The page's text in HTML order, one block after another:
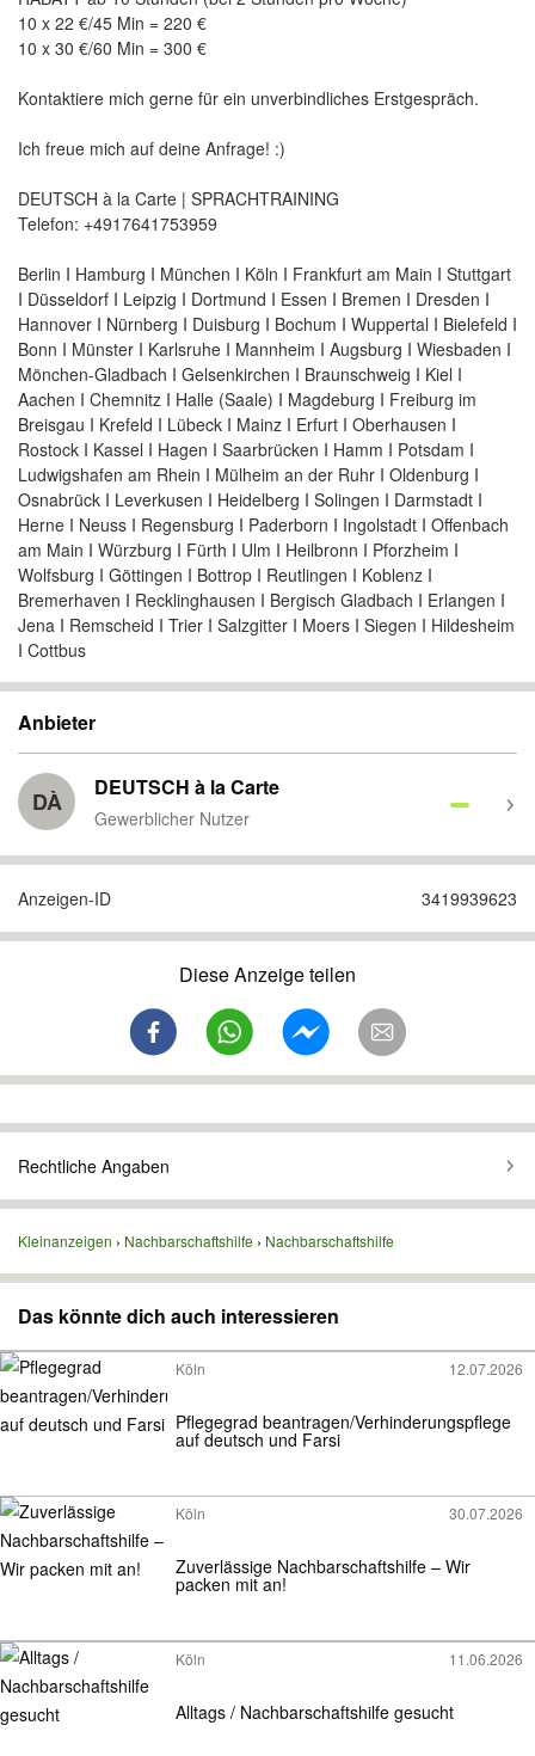
10 x 22 €/45 Min = 220 €
10 x 30 €/60 Min = 300 €
Kontaktiere mich gerne für ein unverbindliches Erstgespräch.
Ich freue mich auf deine Anfrage! :)
DEUTSCH à la Carte | SPRACHTRAINING
Telefon: +4917641753959
Berlin I Hamburg I München I Köln I Frankfurt am Main I Stuttgart
I Düsseldorf I Leipzig I Dortmund I Essen I Bremen I Dresden I
Hannover I Nürnberg I Duisburg I Bochum I Wuppertal I Bielefeld I
Bonn I Münster I Karlsruhe I Mannheim I Augsburg I Wiesbaden I
Mönchen-Gladbach I Gelsenkirchen I Braunschweig I Kiel I
Aachen I Chemnitz I Halle (Saale) I Magdeburg I Freiburg im
Breisgau I Krefeld I Lübeck I Mainz I Erfurt I Oberhausen I
Rostock I Kassel I Hagen I Saarbrücken I Hamm I Potsdam I
Ludwigshafen am Rhein I Mülheim an der Ruhr I Oldenburg I
Osnabrück I Leverkusen I Heidelberg I Solingen I Darmstadt I
Herne I Neuss I Regensburg I Paderborn I Ingolstadt I Offenbach
am Main I Würzburg I Fürth I Ulm I Heilbronn I Pforzheim I
Wolfsburg I Göttingen I Bottrop I Reutlingen I Koblenz I
Bremerhaven I Recklinghausen I Bergisch Gladbach I Erlangen I
Jena I Remscheid I Trier I Salzgitter I Moers I Siegen I Hildesheim
I Cottbus
Anbieter
DÀ DEUTSCH à la Carte
Gewerblicher Nutzer
Anzeigen-ID 3419939623
Diese Anzeige teilen
Rechtliche Angaben
Kleinanzeigen Nachbarschaftshilfe Nachbarschaftshilfe
Das könnte dich auch interessieren
Köln 12.07.2026
Pflegegrad beantragen/Verhinderungspflege
auf deutsch und Farsi
Köln 30.07.2026
Zuverlässige Nachbarschaftshilfe – Wir
packen mit an!
Köln 11.06.2026
Alltags / Nachbarschaftshilfe gesucht